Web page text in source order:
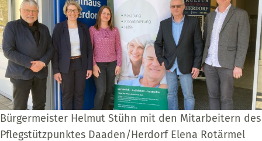
Bürgermeister Helmut Stühn mit den Mitarbeitern des
Pflegstützpunktes Daaden/Herdorf Elena Rotärmel